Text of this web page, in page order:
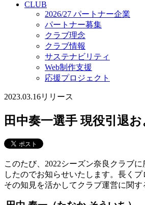
CLUB
2026/27 パートナー企業
パートナー募集
クラブ理念
クラブ情報
サステナビリティ
Web制作支援
応援プロジェクト
2023.03.16リリース
田中奏一選手 現役引退
このたび、2022シーズン奈良クラブ
したのでお知らせいたします。長く
その知見を活かしてクラブ運営に関